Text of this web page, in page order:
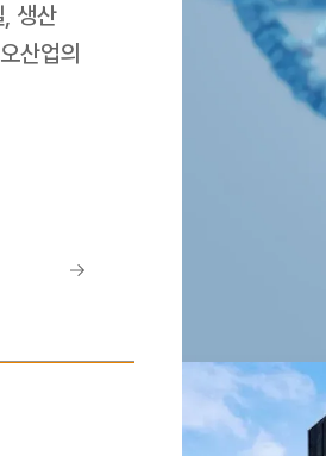
생산
산업의